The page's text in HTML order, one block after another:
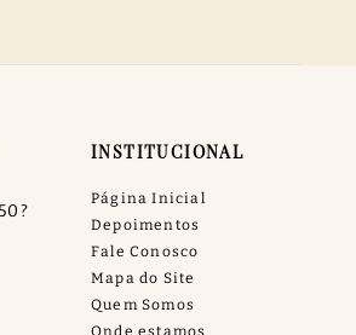
INSTITUCIONAL
Página Inicial
Depoimentos
Fale Conosco
Mapa do Site
Quem Somos
Onde estamos